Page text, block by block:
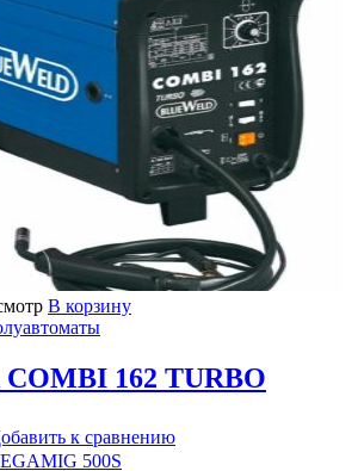
В корзину
COMBI 162 TURBO
к сравнению